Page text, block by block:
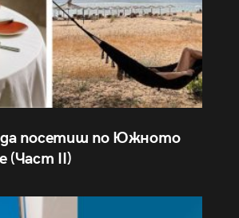
посетиш по Южното
(Част II)